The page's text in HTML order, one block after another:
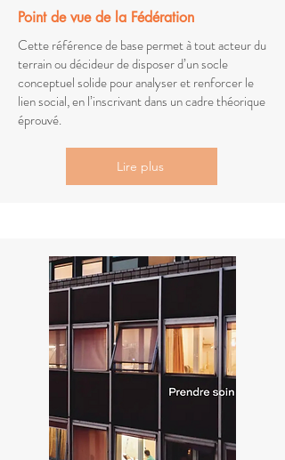
Point de vue de la Fédération
Cette référence de base permet à tout acteur du
terrain ou décideur de disposer d’un socle
conceptuel solide pour analyser et renforcer le
lien social, en l’inscrivant dans un cadre théorique
éprouvé.
Lire plus